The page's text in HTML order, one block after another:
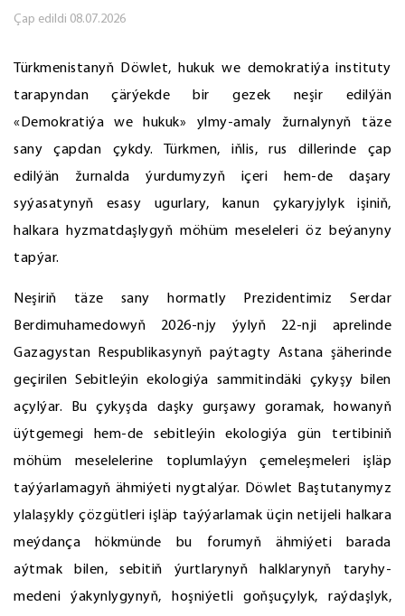
Çap edildi 08.07.2026
Türkmenistanyň Döwlet, hukuk we demokratiýa instituty
tarapyndan çärýekde bir gezek neşir edilýän
«Demokratiýa we hukuk» ylmy-amaly žurnalynyň täze
sany çapdan çykdy. Türkmen, iňlis, rus dillerinde çap
edilýän žurnalda ýurdumyzyň içeri hem-de daşary
syýasatynyň esasy ugurlary, kanun çykaryjylyk işiniň,
halkara hyzmatdaşlygyň möhüm meseleleri öz beýanyny
tapýar.
Neşiriň täze sany hormatly Prezidentimiz Serdar
Berdimuhamedowyň 2026-njy ýylyň 22-nji aprelinde
Gazagystan Respublikasynyň paýtagty Astana şäherinde
geçirilen Sebitleýin ekologiýa sammitindäki çykyşy bilen
açylýar. Bu çykyşda daşky gurşawy goramak, howanyň
üýtgemegi hem-de sebitleýin ekologiýa gün tertibiniň
möhüm meselelerine toplumlaýyn çemeleşmeleri işläp
taýýarlamagyň ähmiýeti nygtalýar. Döwlet Baştutanymyz
ylalaşykly çözgütleri işläp taýýarlamak üçin netijeli halkara
meýdança hökmünde bu forumyň ähmiýeti barada
aýtmak bilen, sebitiň ýurtlarynyň halklarynyň taryhy-
medeni ýakynlygynyň, hoşniýetli goňşuçylyk, raýdaşlyk,